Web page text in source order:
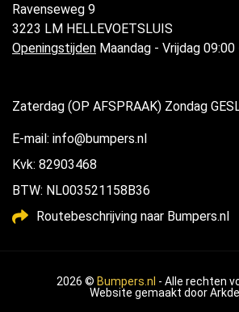
Ravenseweg 9
3223 LM HELLEVOETSLUIS
Openingstijden Maandag - Vrijdag
Zaterdag (OP AFSPRAAK) Zondag
E-mail: info@bumpers.nl
Kvk: 82903468
BTW: NL003521158B36
Routebeschrijving naar Bumpers.nl
2026 © Bumpers.nl - Alle rechten
Website gemaakt door